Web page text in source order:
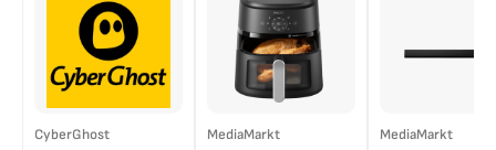
CyberGhost MediaMarkt MediaMarkt